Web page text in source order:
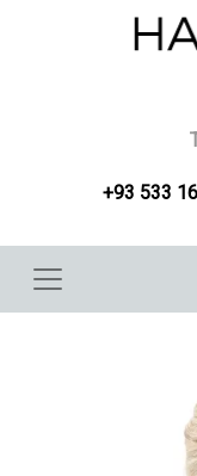
Pasar al contenido
+93 533